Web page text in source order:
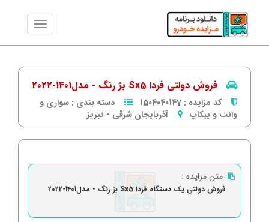
فروش دولتی فردا Sx5 بژ رنگ - مدل1401-2022
کد مزایده : 1504040147 دسته بندی : سواری و
وانت و پیکاپ
آذربایجان شرقی - تبریز
متن مزایده :
فروش دولتی یک دستگاه فردا Sx5 بژ رنگ - مدل1401-2022